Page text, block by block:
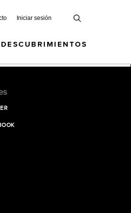
Iniciar sesión
DESCUBRIMIENTOS